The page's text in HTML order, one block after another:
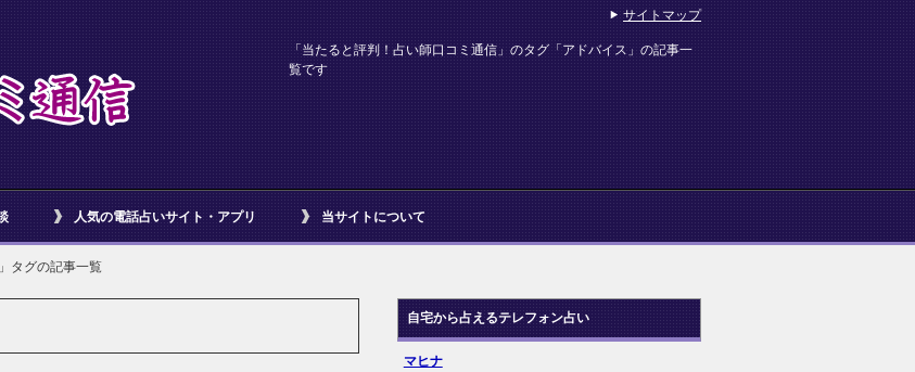
「当たると評判！占い師口コミ通信」のタグ「アドバイス」の記事一
覧です
人気の電話占いサイト・アプリ 当サイトについて
タグの記事一覧
自宅から占えるテレフォン占い
マヒナ
サイトマップ